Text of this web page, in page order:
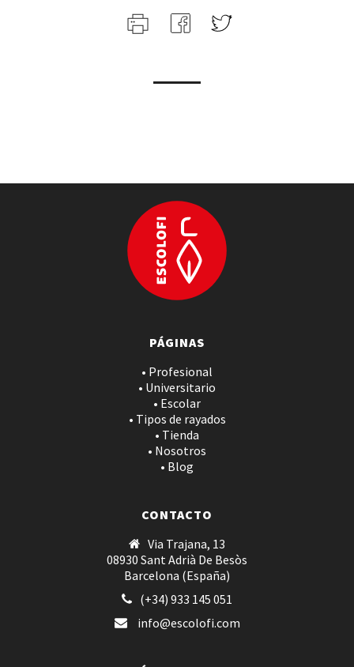
PÁGINAS
• Profesional
• Universitario
• Escolar
• Tipos de rayados
• Tienda
• Nosotros
• Blog
CONTACTO
Via Trajana, 13
08930 Sant Adrià De Besòs
Barcelona (España)
(+34) 933 145 051
info@escolofi.com